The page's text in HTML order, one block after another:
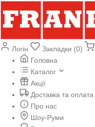
Логін Закладки (0)
Головна
Каталог
Акції
Доставка та оплата
Про нас
Шоу-Руми